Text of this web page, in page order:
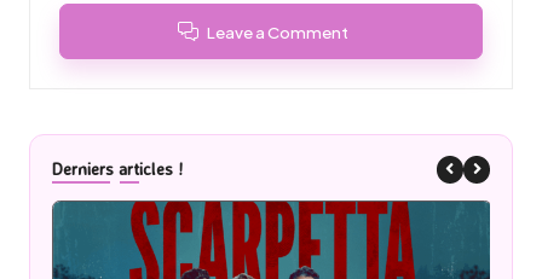
Leave a Comment
Derniers articles !